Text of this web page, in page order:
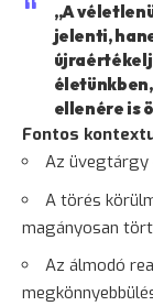
„A
jelenti,
ellenére is
Fontos
Az üvegtárgy
A törés
magányosan
Az álmodó